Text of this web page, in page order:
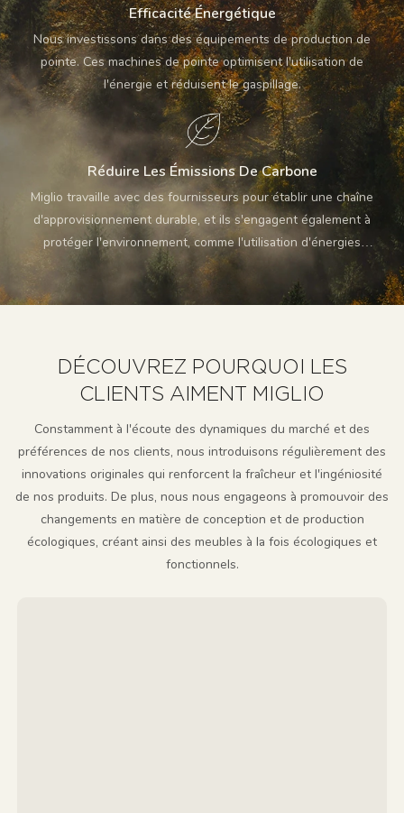
Efficacité Énergétique
Nous investissons dans des équipements de production de
pointe. Ces machines de pointe optimisent l'utilisation de
l'énergie et réduisent le gaspillage.
Réduire Les Émissions De Carbone
Miglio travaille avec des fournisseurs pour établir une chaîne
d'approvisionnement durable, et ils s'engagent également à
protéger l'environnement, comme l'utilisation d'énergies
renouvelables, de matériaux verts, etc. De plus, nous
optimisons les plans de transport des produits pour réduire la
distance et le temps et réduire les émissions de carbone.
DÉCOUVREZ POURQUOI LES
CLIENTS AIMENT MIGLIO
Constamment à l'écoute des dynamiques du marché et des
préférences de nos clients, nous introduisons régulièrement des
innovations originales qui renforcent la fraîcheur et l'ingéniosité
de nos produits. De plus, nous nous engageons à promouvoir des
changements en matière de conception et de production
écologiques, créant ainsi des meubles à la fois écologiques et
fonctionnels.